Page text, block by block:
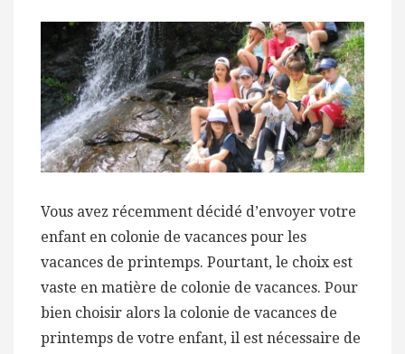
Vous avez récemment décidé d’envoyer votre
enfant en colonie de vacances pour les
vacances de printemps. Pourtant, le choix est
vaste en matière de colonie de vacances. Pour
bien choisir alors la colonie de vacances de
printemps de votre enfant, il est nécessaire de